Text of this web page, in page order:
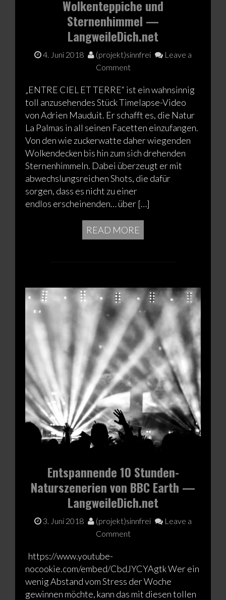
Wolkenteppiche und
Sternenhimmel —
LangweileDich.net
4. Juni 2018 (projekt)sinnfrei
Leave a
Comment
„ENTRE CIEL ET TERRE“ ist ein wahnsinnig
toll anzusehendes Stück Timelapse-Video
von Adrien Mauduit. Er schafft es, die Natur
La Palmas in all seinen Facetten einzufangen.
Von den wie zuckerwatte daher wiegenden
Wolkendecken bis hin zum sich drehenden
Sternenhimmeln. Dabei überzeugt er mit
abwechslungsreichen Shots, die dafür
sorgen, dass es nicht zu einer
endlos erscheinenden… über […]
READ MORE
Entspannende 10 Stunden-
Naturszenerien von BBC Earth —
LangweileDich.net
3. Juni 2018 (projekt)sinnfrei
Leave a
Comment
https://www.youtube-
nocookie.com/embed/CbdJYCYAgtk Wer ein
wenig Abstand vom Stress der Woche
gewinnen möchte, kann das mit diesen tollen